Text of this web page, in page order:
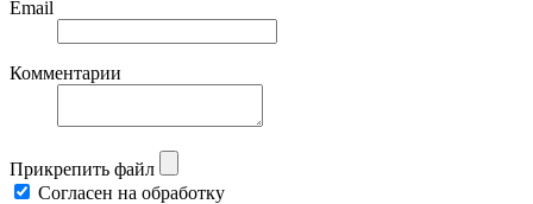
Email
Комментарии
Прикрепить файл
Согласен на обработку